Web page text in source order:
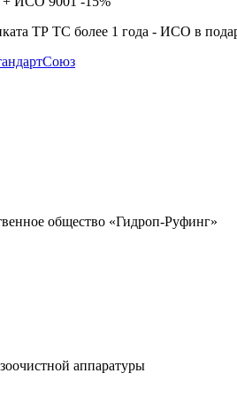
ТР ТС более 1 года - ИСО в
общество «Гидроп-Руфинг»
аппаратуры